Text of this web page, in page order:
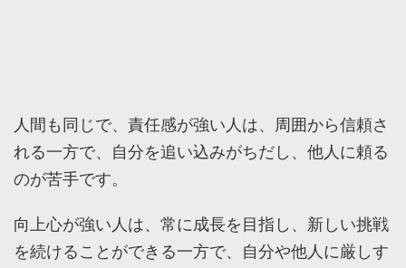
人間も同じで、責任感が強い人は、周囲から信頼さ
れる一方で、自分を追い込みがちだし​、他人に頼る
のが苦手です。
​向上心が強い人は、常に成長を目指し、新しい挑戦
を続けることができる一方で​、自分や他人に厳しす